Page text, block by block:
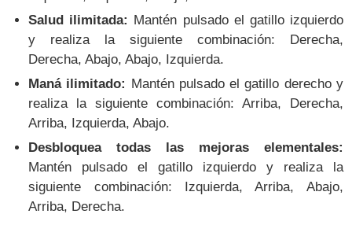
Salud ilimitada: Mantén pulsado el gatillo izquierdo
y realiza la siguiente combinación: Derecha,
Derecha, Abajo, Abajo, Izquierda.
Maná ilimitado: Mantén pulsado el gatillo derecho y
realiza la siguiente combinación: Arriba, Derecha,
Arriba, Izquierda, Abajo.
Desbloquea todas las mejoras elementales:
Mantén pulsado el gatillo izquierdo y realiza la
siguiente combinación: Izquierda, Arriba, Abajo,
Arriba, Derecha.